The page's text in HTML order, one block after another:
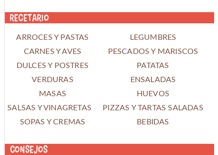
Recetario
ARROCES Y PASTAS
LEGUMBRES
CARNES Y AVES
PESCADOS Y MARISCOS
DULCES Y POSTRES
PATATAS
VERDURAS
ENSALADAS
MASAS
HUEVOS
SALSAS Y VINAGRETAS
PIZZAS Y TARTAS SALADAS
SOPAS Y CREMAS
BEBIDAS
Consejos